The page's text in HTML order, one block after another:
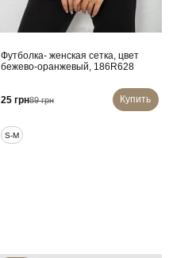
Футболка- женская сетка, цвет
бежево-оранжевый, 186R628
25 грн89 грн Купить
S-M